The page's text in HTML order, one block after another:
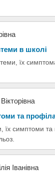
в школі
їх
та
симптоми та
Іванівна